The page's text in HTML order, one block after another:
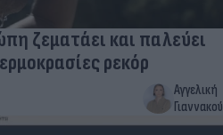
ζεματάει και παλεύει
ρεκόρ
Αγγελική
Γιαννακού